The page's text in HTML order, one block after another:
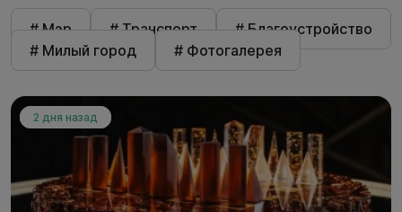
# Мэр # Транспорт
# Благоустройство
# Милый город
# Фотогалерея
2 дня назад